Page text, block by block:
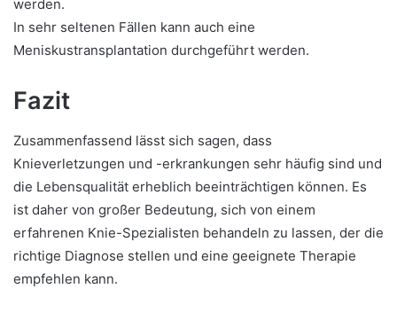
werden.
In sehr seltenen Fällen kann auch eine
Meniskustransplantation durchgeführt werden.
Fazit
Zusammenfassend lässt sich sagen, dass
Knieverletzungen und -erkrankungen sehr häufig sind und
die Lebensqualität erheblich beeinträchtigen können. Es
ist daher von großer Bedeutung, sich von einem
erfahrenen Knie-Spezialisten behandeln zu lassen, der die
richtige Diagnose stellen und eine geeignete Therapie
empfehlen kann.